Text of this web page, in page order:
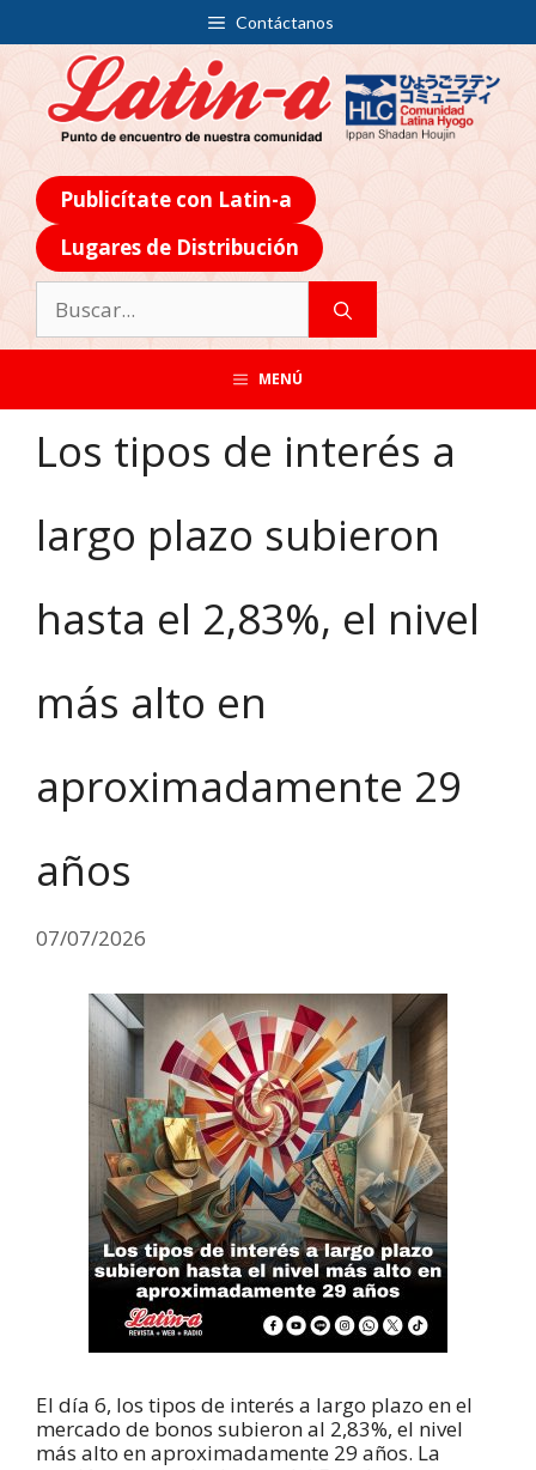
Contáctanos
Publicítate con Latin-a
Lugares de Distribución
MENÚ
Los tipos de interés a
largo plazo subieron
hasta el 2,83%, el nivel
más alto en
aproximadamente 29
años
07/07/2026
El día 6, los tipos de interés a largo plazo en el
mercado de bonos subieron al 2,83%, el nivel
más alto en aproximadamente 29 años. La